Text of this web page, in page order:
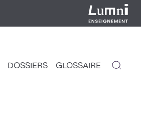
DOSSIERS GLOSSAIRE